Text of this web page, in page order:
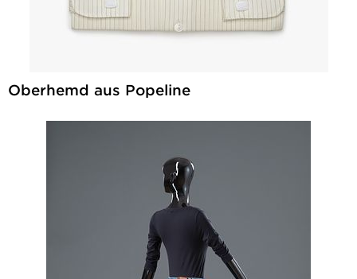
Oberhemd aus Popeline